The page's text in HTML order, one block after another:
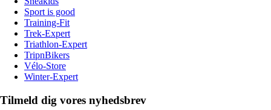
Sport is good
Training-Fit
Trek-Expert
Triathlon-Expert
TripnBikers
Vélo-Store
Winter-Expert
Tilmeld dig vores nyhedsbrev